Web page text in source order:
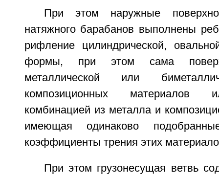
При этом наружные
натяжного барабанов выполнены
рифление цилиндрической,
формы, при этом сама
металлической или
композиционных материалов
комбинацией из металла и
имеющая одинаково
коэффициенты трения этих
При этом грузонесущая ветвь